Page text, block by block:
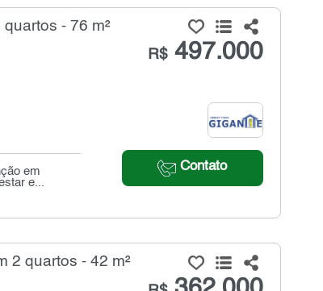
- 76 m²
R$497.000
Contato
em
e...
2 quartos - 42 m²